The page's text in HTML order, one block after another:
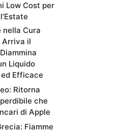
Low Cost per
nella Cura
Arriva il
Liquido
Efficace
Ritorna
che
di Apple
Fiamme